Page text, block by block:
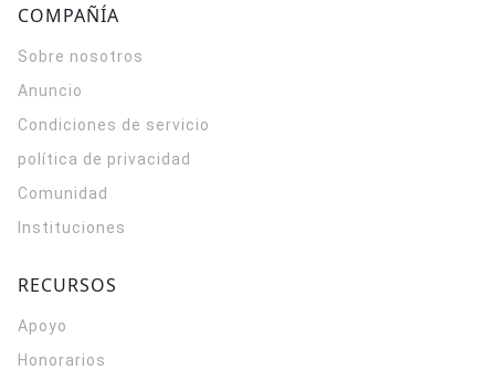
COMPAÑÍA
Sobre nosotros
Anuncio
Condiciones de servicio
política de privacidad
Comunidad
Instituciones
RECURSOS
Apoyo
Honorarios